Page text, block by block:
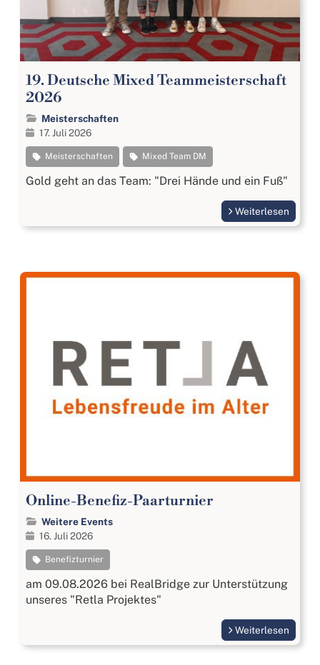
19. Deutsche Mixed Teammeisterschaft
2026
Meisterschaften
17. Juli 2026
Meisterschaften Mixed Team DM
Gold geht an das Team: "Drei Hände und ein Fuß"
Weiterlesen
Online-Benefiz-Paarturnier
Weitere Events
16. Juli 2026
Benefizturnier
am 09.08.2026 bei RealBridge zur Unterstützung
unseres "Retla Projektes"
Weiterlesen